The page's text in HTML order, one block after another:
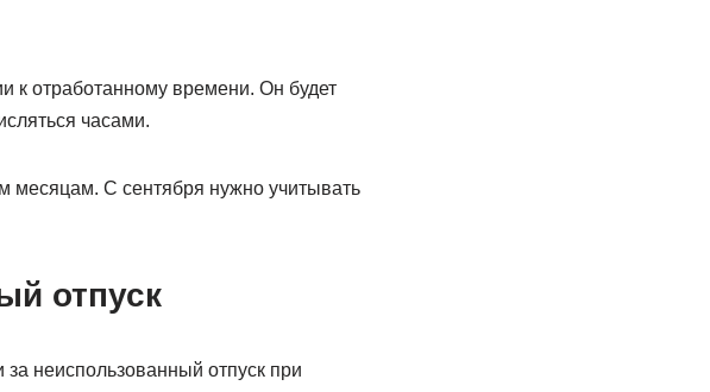
к отработанному времени. Он будет
часами.
месяцам. С сентября нужно учитывать
отпуск
неиспользованный отпуск при